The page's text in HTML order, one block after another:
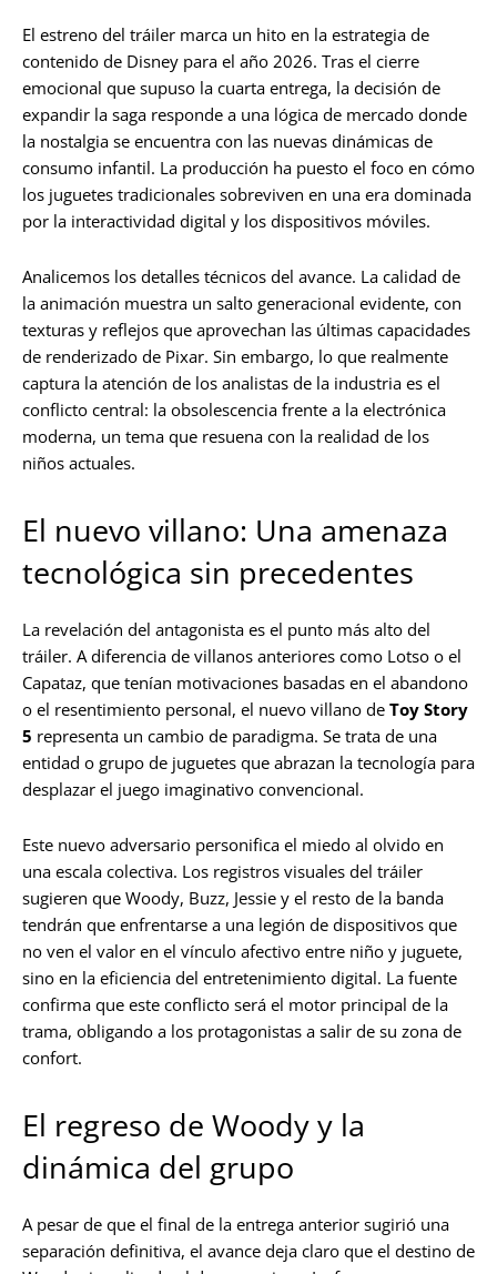
El estreno del tráiler marca un hito en la estrategia de
contenido de Disney para el año 2026. Tras el cierre
emocional que supuso la cuarta entrega, la decisión de
expandir la saga responde a una lógica de mercado donde
la nostalgia se encuentra con las nuevas dinámicas de
consumo infantil. La producción ha puesto el foco en cómo
los juguetes tradicionales sobreviven en una era dominada
por la interactividad digital y los dispositivos móviles.
Analicemos los detalles técnicos del avance. La calidad de
la animación muestra un salto generacional evidente, con
texturas y reflejos que aprovechan las últimas capacidades
de renderizado de Pixar. Sin embargo, lo que realmente
captura la atención de los analistas de la industria es el
conflicto central: la obsolescencia frente a la electrónica
moderna, un tema que resuena con la realidad de los
niños actuales.
El nuevo villano: Una amenaza
tecnológica sin precedentes
La revelación del antagonista es el punto más alto del
tráiler. A diferencia de villanos anteriores como Lotso o el
Capataz, que tenían motivaciones basadas en el abandono
o el resentimiento personal, el nuevo villano de Toy Story
5 representa un cambio de paradigma. Se trata de una
entidad o grupo de juguetes que abrazan la tecnología para
desplazar el juego imaginativo convencional.
Este nuevo adversario personifica el miedo al olvido en
una escala colectiva. Los registros visuales del tráiler
sugieren que Woody, Buzz, Jessie y el resto de la banda
tendrán que enfrentarse a una legión de dispositivos que
no ven el valor en el vínculo afectivo entre niño y juguete,
sino en la eficiencia del entretenimiento digital. La fuente
confirma que este conflicto será el motor principal de la
trama, obligando a los protagonistas a salir de su zona de
confort.
El regreso de Woody y la
dinámica del grupo
A pesar de que el final de la entrega anterior sugirió una
separación definitiva, el avance deja claro que el destino de